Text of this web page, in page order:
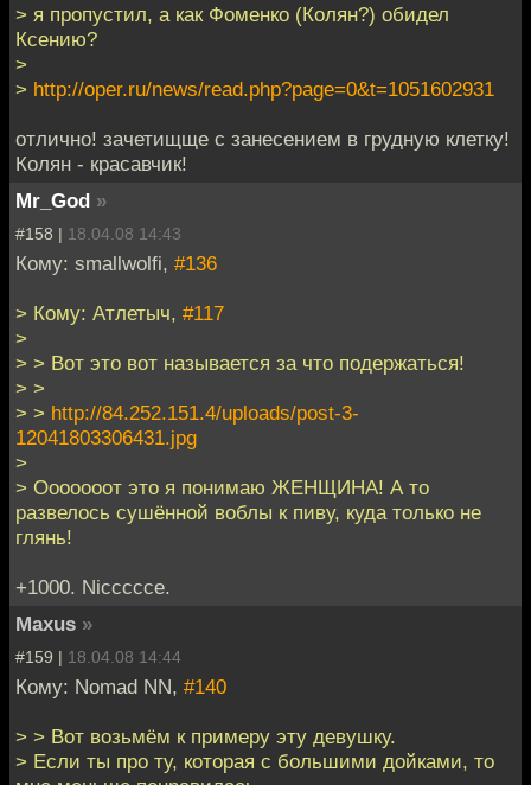
> я пропустил, а как Фоменко (Колян?) обидел
Ксению?
>
> http://oper.ru/news/read.php?page=0&t=1051602931
отлично! зачетищще с занесением в грудную клетку!
Колян - красавчик!
Mr_God »
#158 | 18.04.08 14:43
Кому: smallwolfi, #136
> Кому: Атлетыч, #117
>
> > Вот это вот называется за что подержаться!
> >
> > http://84.252.151.4/uploads/post-3-
12041803306431.jpg
>
> Ооооооот это я понимаю ЖЕНЩИНА! А то
развелось сушённой воблы к пиву, куда только не
глянь!
+1000. Niccccce.
Maxus »
#159 | 18.04.08 14:44
Кому: Nomad NN, #140
> > Вот возьмём к примеру эту девушку.
> Если ты про ту, которая с большими дойками, то